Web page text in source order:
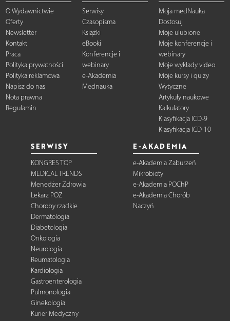
O Wydawnictwie
Oferty
Newsletter
Kontakt
Praca
Polityka prywatności
Polityka reklamowa
Napisz do nas
Nota prawna
Regulamin
Serwisy
Czasopisma
Książki
eBooki
Konferencje i
webinary
e-Akademia
Mednauka
Moja medNauka
Dostosuj
Moje ulubione
Moje konferencje i
webinary
Moje wykłady video
Moje kursy i quizy
Wytyczne
Artykuły naukowe
Kalkulatory
Klasyfikacja ICD-9
Klasyfikacja ICD-10
SERWISY
KONGRES TOP
MEDICAL TRENDS
Menedżer Zdrowia
Lekarz POZ
Choroby rzadkie
Dermatologia
Diabetologia
Onkologia
Neurologia
Reumatologia
Kardiologia
Gastroenterologia
Pulmonologia
Ginekologia
Kurier Medyczny
E-AKADEMIA
e-Akademia Zaburzeń
Mikrobioty
e-Akademia POChP
e-Akademia Chorób
Naczyń